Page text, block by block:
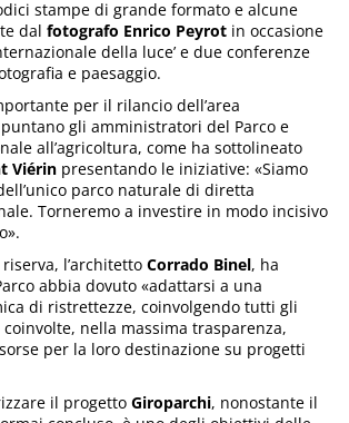
stampe di grande formato e alcune
dal fotografo Enrico Peyrot in occasione
della luce’ e due conferenze
e paesaggio.
per il rilancio dell’area
gli amministratori del Parco e
all’agricoltura, come ha sottolineato
Viérin presentando le iniziative: «Siamo
parco naturale di diretta
Torneremo a investire in modo incisivo
l’architettoCorrado Binel, ha
abbia dovuto «adattarsi a una
di ristrettezze, coinvolgendo tutti gli
nella massima trasparenza,
per la loro destinazione su progetti
il progettoGiroparchi, nonostante il